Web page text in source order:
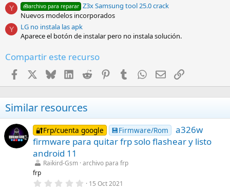
Y 🧰archivo para reparar Z3x Samsung tool 25.0 crack
Nuevos modelos incorporados
Y
LG no instala las apk
Aparece el botón de instalar pero no instala solución.
Compartir este recurso
Facebook BlueskyLinkedInReddit PinterestTumblr WhatsApp
EmailEnlace
Similar resources
🔐Frp/cuenta google 💾Firmware/Rom
a326w
firmware para quitar frp solo flashear y listo
android 11
Raikird-Gsm archivo para frp
frp
0 15 Oct 2021